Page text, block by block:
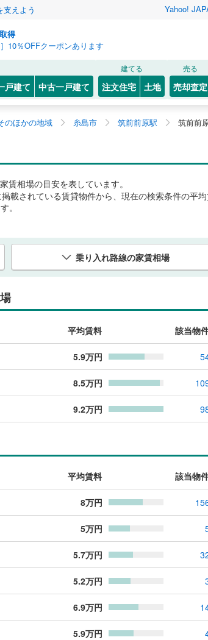
支えよう Yahoo!
得
］10％OFFクーポンあります
戸建て 中古一戸建て
建てる
注文住宅 土地
売る
売却査定
のほかの地域 糸島市 筑前前原駅 筑前前
賃相場の目安を表しています。
載されている賃貸物件から、現在の検索条件の平
。
乗り入れ路線の家賃相場
平均賃料 該当物
5.9万円
8.5万円
9.2万円
平均賃料 該当物
8万円
5万円
5.7万円
5.2万円
6.9万円
5.9万円